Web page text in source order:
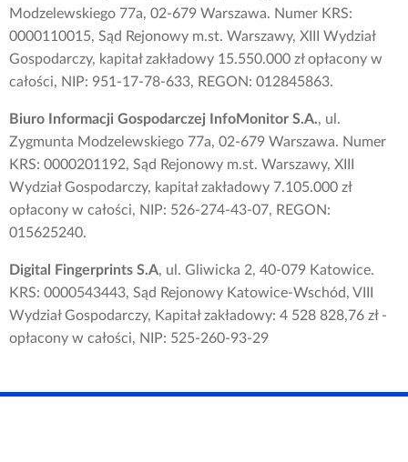
Modzelewskiego 77a, 02-679 Warszawa. Numer KRS:
0000110015, Sąd Rejonowy m.st. Warszawy, XIII Wydział
Gospodarczy, kapitał zakładowy 15.550.000 zł opłacony w
całości, NIP: 951-17-78-633, REGON: 012845863.
Biuro Informacji Gospodarczej InfoMonitor S.A., ul.
Zygmunta Modzelewskiego 77a, 02-679 Warszawa. Numer
KRS: 0000201192, Sąd Rejonowy m.st. Warszawy, XIII
Wydział Gospodarczy, kapitał zakładowy 7.105.000 zł
opłacony w całości, NIP: 526-274-43-07, REGON:
015625240.
Digital Fingerprints S.A, ul. Gliwicka 2, 40-079 Katowice.
KRS: 0000543443, Sąd Rejonowy Katowice-Wschód, VIII
Wydział Gospodarczy, Kapitał zakładowy: 4 528 828,76 zł -
opłacony w całości, NIP: 525-260-93-29